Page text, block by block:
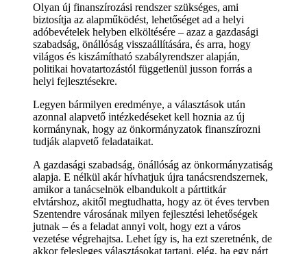
Olyan új finanszírozási rendszer szükséges, ami
biztosítja az alapműködést, lehetőséget ad a helyi
adóbevételek helyben elköltésére – azaz a gazdasági
szabadság, önállóság visszaállítására, és arra, hogy
világos és kiszámítható szabályrendszer alapján,
politikai hovatartozástól függetlenül jusson forrás a
helyi fejlesztésekre.
Legyen bármilyen eredménye, a választások után
azonnal alapvető intézkedéseket kell hoznia az új
kormánynak, hogy az önkormányzatok finanszírozni
tudják alapvető feladataikat.
A gazdasági szabadság, önállóság az önkormányzatiság
alapja. E nélkül akár hívhatjuk újra tanácsrendszernek,
amikor a tanácselnök elbandukolt a párttitkár
elvtárshoz, akitől megtudhatta, hogy az öt éves tervben
Szentendre városának milyen fejlesztési lehetőségek
jutnak – és a feladat annyi volt, hogy ezt a város
vezetése végrehajtsa. Lehet így is, ha ezt szeretnénk, de
akkor felesleges választásokat tartani, elég, ha egy párt